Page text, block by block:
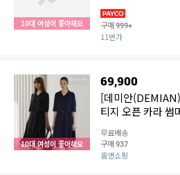
10대 여성이 좋아해요 구매999+
11번가
10대 여성이 좋아해요
69,900
[데미안
티지 오픈 카라 썸
무료배송
구매937
홈앤쇼핑